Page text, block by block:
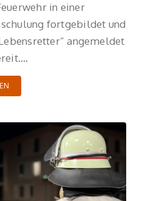
in einer
fortgebildet und
angemeldet